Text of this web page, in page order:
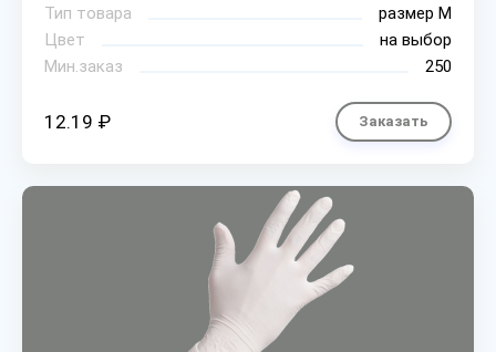
Тип товара
размер М
Цвет
на выбор
Мин.заказ
250
12.19 ₽ Заказать